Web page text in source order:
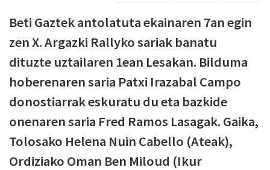
Beti Gaztek antolatuta ekainaren 7an egin
zen X. Argazki Rallyko sariak banatu
dituzte uztailaren 1ean Lesakan. Bilduma
hoberenaren saria Patxi Irazabal Campo
donostiarrak eskuratu du eta bazkide
onenaren saria Fred Ramos Lasagak. Gaika,
Tolosako Helena Nuin Cabello (Ateak),
Ordiziako Oman Ben Miloud (Ikur